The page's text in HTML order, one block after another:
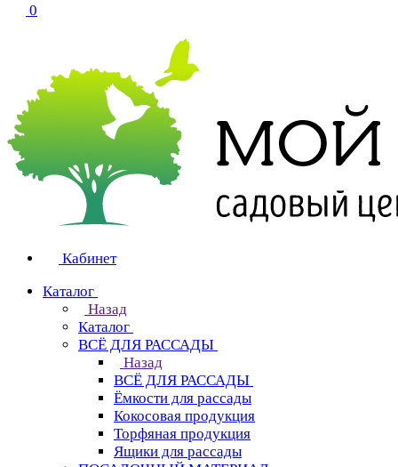
0
Кабинет
Каталог
Назад
Каталог
ВСЁ ДЛЯ РАССАДЫ
Назад
ВСЁ ДЛЯ РАССАДЫ
Ёмкости для рассады
Кокосовая продукция
Торфяная продукция
Ящики для рассады